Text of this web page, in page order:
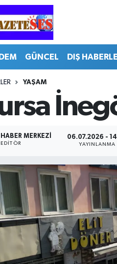
GÜNCEL DIŞ
YAŞAM
HABER MERKEZI
EDITÖR
06.07.2026 -
YAYINLANMA